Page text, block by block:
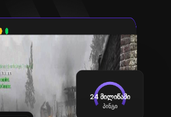
24 მილიწამი
პინგი